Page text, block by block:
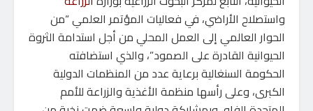
واستصلاح الأراضي، في فعاليات المؤتمر العلمي “من
الحوار العالمي إلى العمل المحلي من أجل استدامة الثروة
الحيوانية القادرة على الصمود”، والذي استضافته
الحكومة السنغالية برعاية عدد من المنظمات الدولية
الكبرى، وعلى رأسها منظمة الأغذية والزراعة للأمم